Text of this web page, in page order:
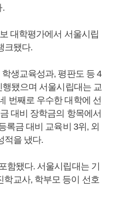
.
대학평가에서 서울시립
크됐다.
생교육성과, 평판도 등 4
됐으며 서울시립대는 교
번째로 우수한 대학에 선
대비 장학금의 항목에서
록금 대비 교육비 3위, 외
적을 냈다.
함됐다. 서울시립대는 기
학교사, 학부모 등이 선호